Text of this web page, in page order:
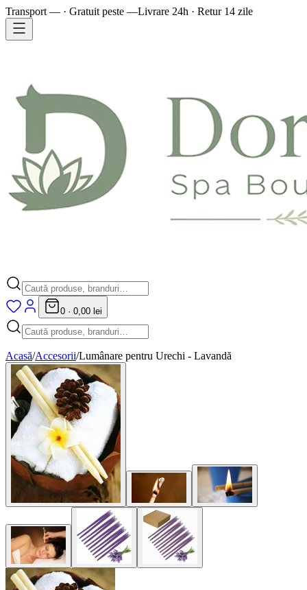
Transport — · Gratuit peste —Livrare 24h · Retur 14 zile
0 · 0,00 lei
Acasă/Accesorii/Lumânare pentru Urechi - Lavandă